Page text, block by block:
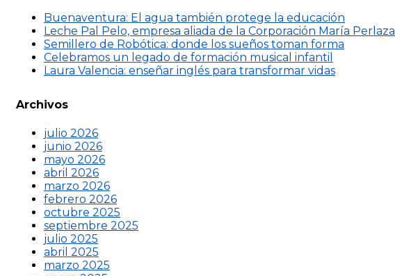
Buenaventura: El agua también protege la educación
Leche Pal Pelo, empresa aliada de la Corporación María Perlaza
Semillero de Robótica: donde los sueños toman forma
Celebramos un legado de formación musical infantil
Laura Valencia: enseñar inglés para transformar vidas
Archivos
julio 2026
junio 2026
mayo 2026
abril 2026
marzo 2026
febrero 2026
octubre 2025
septiembre 2025
julio 2025
abril 2025
marzo 2025